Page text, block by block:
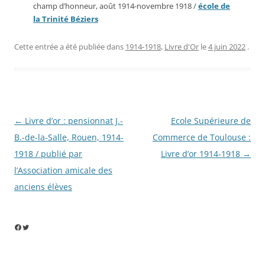
champ d’honneur, août 1914-novembre 1918 /école de
la Trinité Béziers
Cette entrée a été publiée dans 1914-1918, Livre d'Or le4 juin 2022 .
Navigation
des
articles
← Livre d’or : pensionnat J.-
B.-de-la-Salle, Rouen, 1914-
1918 / publié par
l’Association amicale des
anciens élèves
Ecole Supérieure de
Commerce de Toulouse :
Livre d’or 1914-1918 →
Facebook
Twitter